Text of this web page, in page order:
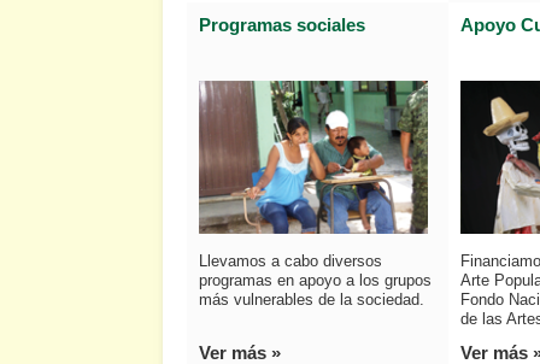
Programas sociales
Llevamos a cabo diversos
programas en apoyo a los grupos
más vulnerables de la sociedad.
Ver más »
Apoyo
Arte
Fondo
de las
Ver más